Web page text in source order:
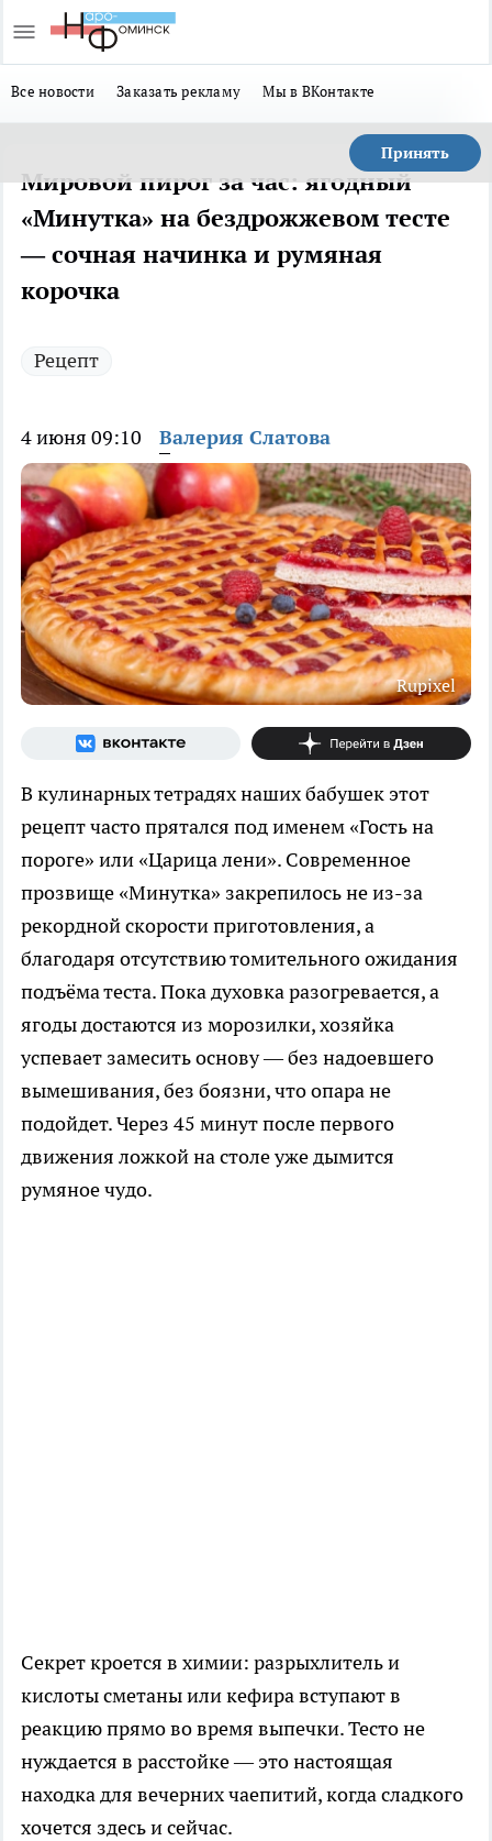
Все новости Заказать рекламу Мы в ВКонтакте
Принять
Мировой пирог за час: ягодный
«Минутка» на бездрожжевом тесте
— сочная начинка и румяная
корочка
Рецепт
4 июня 09:10 Валерия Слатова
Rupixel
В кулинарных тетрадях наших бабушек этот
рецепт часто прятался под именем «Гость на
пороге» или «Царица лени». Современное
прозвище «Минутка» закрепилось не из-за
рекордной скорости приготовления, а
благодаря отсутствию томительного ожидания
подъёма теста. Пока духовка разогревается, а
ягоды достаются из морозилки, хозяйка
успевает замесить основу — без надоевшего
вымешивания, без боязни, что опара не
подойдет. Через 45 минут после первого
движения ложкой на столе уже дымится
румяное чудо.
Секрет кроется в химии: разрыхлитель и
кислоты сметаны или кефира вступают в
реакцию прямо во время выпечки. Тесто не
нуждается в расстойке — это настоящая
находка для вечерних чаепитий, когда сладкого
хочется здесь и сейчас.